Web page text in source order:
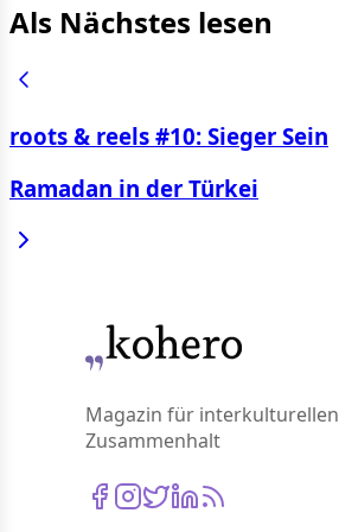
Als Nächstes lesen
roots & reels #10: Sieger Sein
Ramadan in der Türkei
Magazin für interkulturellen
Zusammenhalt